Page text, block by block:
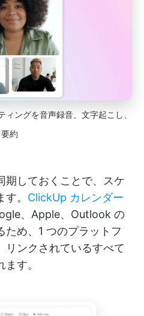
ングを音声録音、文字起こし、
要約
期しておくことで、スケ
。 ClickUp カレンダー
、Apple、Outlook の
ため、1 つのプラットフ
リンクされているすべて
す。